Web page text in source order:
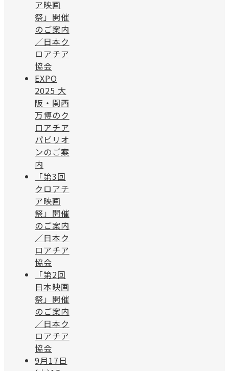
ア映画
祭」開催
のご案内
／日本ク
ロアチア
協会
EXPO
2025 大
阪・関西
万博のク
ロアチア
パビリオ
ンのご案
内
「第3回
クロアチ
ア映画
祭」開催
のご案内
／日本ク
ロアチア
協会
「第2回
日本映画
祭」開催
のご案内
／日本ク
ロアチア
協会
9月17日